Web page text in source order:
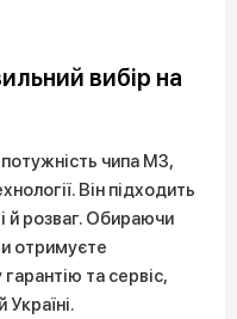
вибір на
чипа M3,
Він підходить
й розваг. Обираючи
отримуєте
гарантію та сервіс,
Україні.